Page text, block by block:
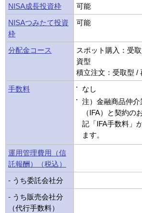
NISA成長投資枠
可能
NISAつみたて投資
枠
可能
分配金コース
スポット購入：受
資型
積立注文：受取型 /
手数料
なし
注）金融商品仲介
（IFA）と契約の
記「IFA手数料」
ます。
運用管理費用（信
託報酬）（税込）
- うち委託会社分
- うち販売会社分
（代行手数料）